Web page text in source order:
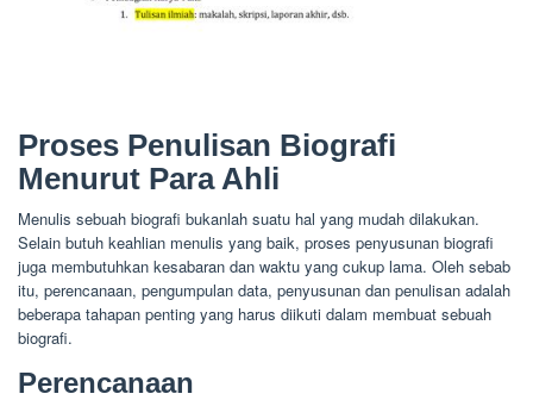
Proses Penulisan Biografi
Menurut Para Ahli
Menulis sebuah biografi bukanlah suatu hal yang mudah dilakukan.
Selain butuh keahlian menulis yang baik, proses penyusunan biografi
juga membutuhkan kesabaran dan waktu yang cukup lama. Oleh sebab
itu, perencanaan, pengumpulan data, penyusunan dan penulisan adalah
beberapa tahapan penting yang harus diikuti dalam membuat sebuah
biografi.
Perencanaan